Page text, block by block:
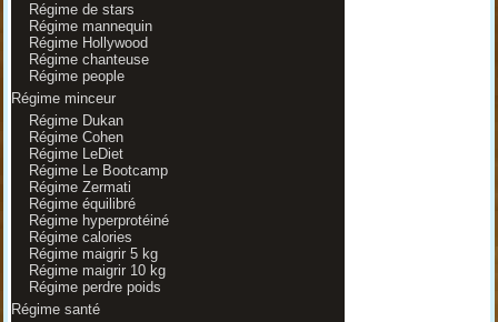
Régime de stars
Régime mannequin
Régime Hollywood
Régime chanteuse
Régime people
Régime minceur
Régime Dukan
Régime Cohen
Régime LeDiet
Régime Le Bootcamp
Régime Zermati
Régime équilibré
Régime hyperprotéiné
Régime calories
Régime maigrir 5 kg
Régime maigrir 10 kg
Régime perdre poids
Régime santé